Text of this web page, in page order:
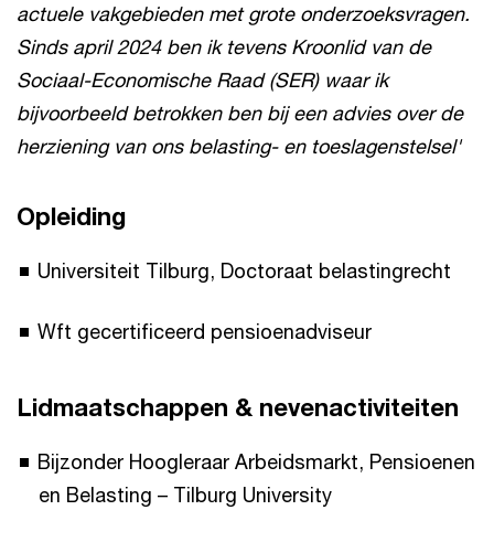
actuele vakgebieden met grote onderzoeksvragen.
Sinds april 2024 ben ik tevens Kroonlid van de
Sociaal-Economische Raad (SER) waar ik
bijvoorbeeld betrokken ben bij een advies over de
herziening van ons belasting- en toeslagenstelsel'
Opleiding
Universiteit Tilburg, Doctoraat belastingrecht
Wft gecertificeerd pensioenadviseur
Lidmaatschappen & nevenactiviteiten
Bijzonder Hoogleraar Arbeidsmarkt, Pensioenen
en Belasting – Tilburg University